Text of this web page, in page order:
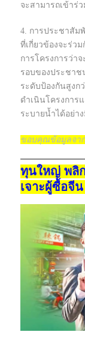
จะสามารถเข้าร่
4. การประชาสัม
ที่เกี่ยวข้องจะร่ว
การโครงการว่า
รอบของประชาช
ระดับป้องกันสูงก
ดำเนินโครงการ
ระบายน้ำได้อย่า
ขอบคุณข้อมูลจาก
ทุนใหญ่ พลิ
เจาะผู้ซื้อจี